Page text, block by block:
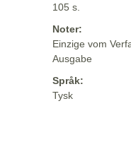
105 s.
Noter:
Einzige vom
Ausgabe
Språk:
Tysk